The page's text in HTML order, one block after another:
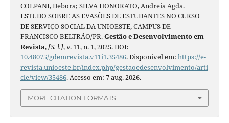
COLPANI, Debora; SILVA HONORATO, Andreia Agda.
ESTUDO SOBRE AS EVASÕES DE ESTUDANTES NO CURSO
DE SERVIÇO SOCIAL DA UNIOESTE, CAMPUS DE
FRANCISCO BELTRÃO/PR.Gestão e Desenvolvimento em
Revista,[S. l.], v. 11, n. 1, 2025. DOI:
10.48075/gdemrevista.v11i1.35486. Disponível em: https://e-
revista.unioeste.br/index.php/gestaoedesenvolvimento/arti
cle/view/35486. Acesso em: 7 aug. 2026.
MORE CITATION FORMATS